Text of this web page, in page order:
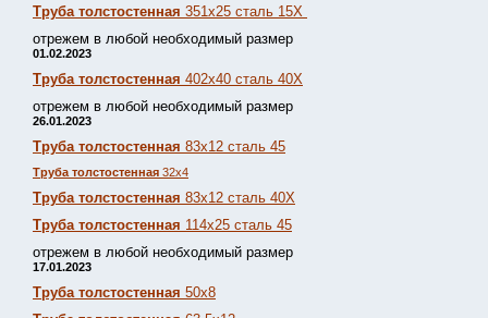
Труба толстостенная 351х25 сталь 15Х
отрежем в любой необходимый размер
01.02.2023
Труба толстостенная 402х40 сталь 40Х
отрежем в любой необходимый размер
26.01.2023
Труба толстостенная 83х12 сталь 45
Труба толстостенная 32х4
Труба толстостенная 83х12 сталь 40Х
Труба толстостенная 114х25 сталь 45
отрежем в любой необходимый размер
17.01.2023
Труба толстостенная 50х8